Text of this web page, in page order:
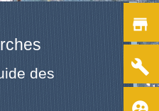
des
store
build